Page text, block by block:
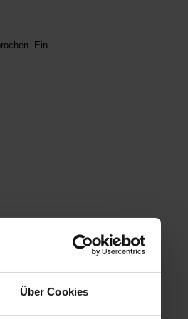
Über Cookies
Ein